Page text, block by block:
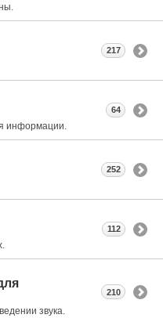
217
информации.
64
252
112
звука.
210